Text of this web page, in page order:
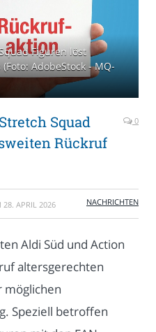
Figuren löst
AdobeStock - MQ-
Squad
Rückruf
0
28. APRIL 2026 NACHRICHTEN
Aldi Süd und Action
altersgerechten
möglichen
Speziell betroffen